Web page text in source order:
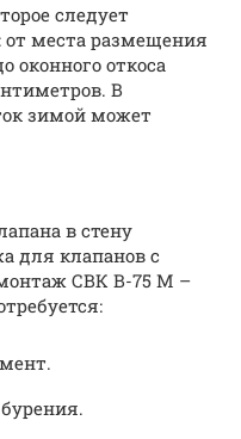
следует
от места размещения
оконного откоса
В
зимой может
в стену
для клапанов с
СВК В-75 М –